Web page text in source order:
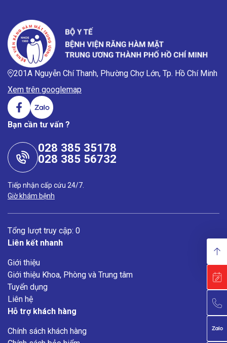
201A Nguyễn Chí Thanh, Phường Chợ Lớn, Tp. Hồ Chí Minh
Xem trên googlemap
Bạn cần tư vấn ?
028 385 35178
028 385 56732
Tiếp nhận cấp cứu 24/7.
Giờ khám bệnh
Tổng lượt truy cập: 0
Liên kết nhanh
Giới thiệu
Giới thiệu Khoa, Phòng và Trung tâm
Tuyển dụng
Liên hệ
Hỗ trợ khách hàng
Chính sách khách hàng